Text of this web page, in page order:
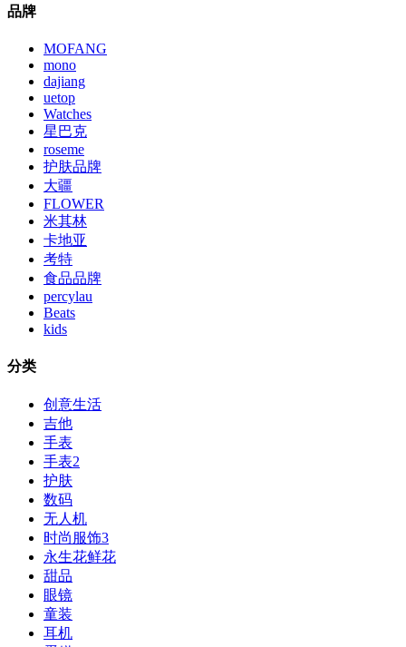
品牌
MOFANG
mono
dajiang
uetop
Watches
星巴克
roseme
护肤品牌
大疆
FLOWER
米其林
卡地亚
考特
食品品牌
percylau
Beats
kids
分类
创意生活
吉他
手表
手表2
护肤
数码
无人机
时尚服饰3
永生花鲜花
甜品
眼镜
童装
耳机